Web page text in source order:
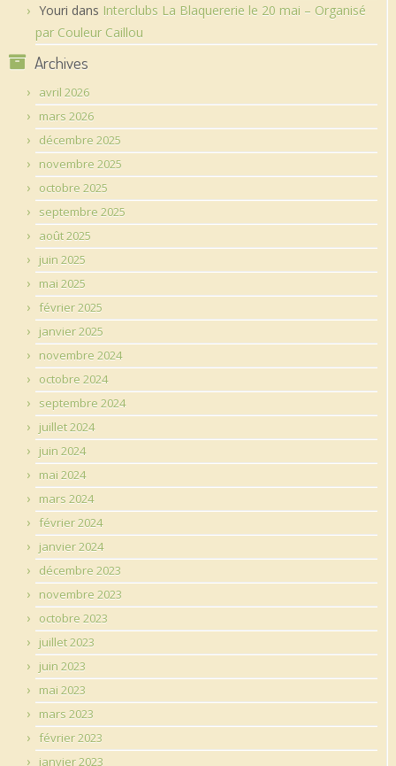
Youri dans Interclubs La Blaquererie le 20 mai – Organisé
par Couleur Caillou
Archives
avril 2026
mars 2026
décembre 2025
novembre 2025
octobre 2025
septembre 2025
août 2025
juin 2025
mai 2025
février 2025
janvier 2025
novembre 2024
octobre 2024
septembre 2024
juillet 2024
juin 2024
mai 2024
mars 2024
février 2024
janvier 2024
décembre 2023
novembre 2023
octobre 2023
juillet 2023
juin 2023
mai 2023
mars 2023
février 2023
janvier 2023